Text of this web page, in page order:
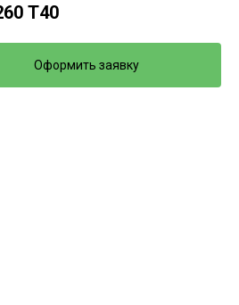
Т40
Оформить заявку